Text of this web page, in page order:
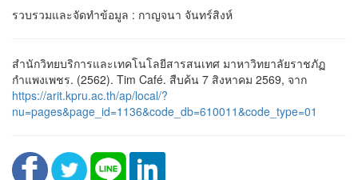
รวบรวมและจัดทำข้อมูล : กาญจนา จันทร์สิงห์
สำนักวิทยบริการและเทคโนโลยีสารสนเทศ มาหาวิทยาลัยราชภัฏ
กำแพงเพชร. (2562). Tim Café. สืบค้น 7 สิงหาคม 2569, จาก
https://arit.kpru.ac.th/ap/local/?
nu=pages&page_id=1136&code_db=610011&code_type=01